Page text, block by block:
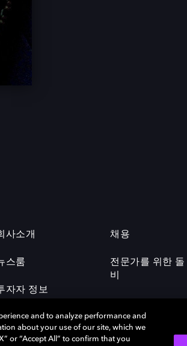
사소개
스룸
자자 정보
채용
전문가를 위한 돌
비
and to analyze performance and
about your use of our site, which we
or “Accept All” to confirm that you